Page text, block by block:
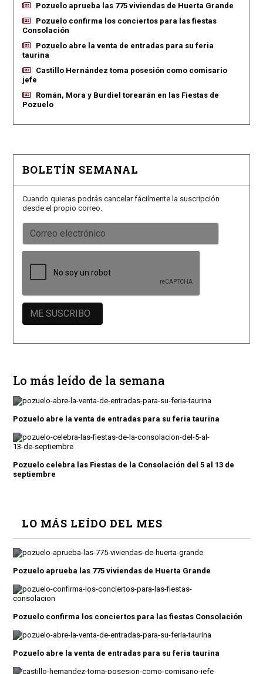
Pozuelo aprueba las 775 viviendas de Huerta Grande
Pozuelo confirma los conciertos para las fiestas
Consolación
Pozuelo abre la venta de entradas para su feria
taurina
Castillo Hernández toma posesión como comisario
jefe
Román, Mora y Burdiel torearán en las Fiestas de
Pozuelo
BOLETÍN SEMANAL
Cuando quieras podrás cancelar fácilmente la suscripción
desde el propio correo.
Lo más leído de la semana
Pozuelo abre la venta de entradas para su feria taurina
Pozuelo celebra las Fiestas de la Consolación del 5 al 13 de
septiembre
LO MÁS LEÍDO DEL MES
Pozuelo aprueba las 775 viviendas de Huerta Grande
Pozuelo confirma los conciertos para las fiestas Consolación
Pozuelo abre la venta de entradas para su feria taurina